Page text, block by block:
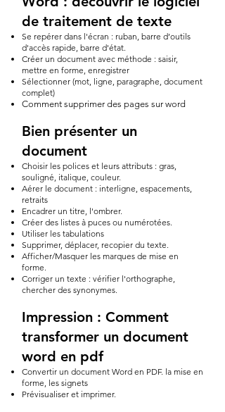
de traitement de texte
Se repérer dans l'écran : ruban, barre d’outils
d'accès rapide, barre d'état.
Créer un document avec méthode : saisir,
mettre en forme, enregistrer
Sélectionner (mot, ligne, paragraphe, document
complet)
Comment supprimer des pages sur word
Bien présenter un
document
Choisir les polices et leurs attributs : gras,
souligné, italique, couleur.
Aérer le document : interligne, espacements,
retraits
Encadrer un titre, l'ombrer.
Créer des listes à puces ou numérotées.
Utiliser les tabulations
Supprimer, déplacer, recopier du texte.
Afficher/Masquer les marques de mise en
forme.
Corriger un texte : vérifier l'orthographe,
chercher des synonymes.
Impression : Comment
transformer un document
word en pdf
Convertir un document Word en PDF. la mise en
forme, les signets
Prévisualiser et imprimer.